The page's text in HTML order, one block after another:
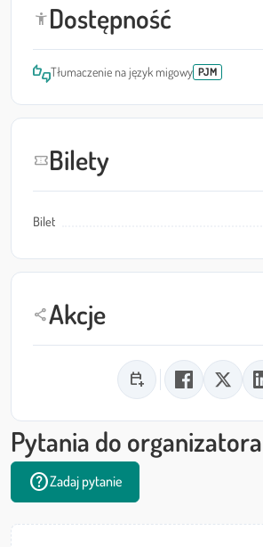
accessibility_newDostępność
thumbs_up_downTłumaczenie na język migowy PJM
confirmation_numberBilety
Bilet
shareAkcje
calendar_add_on
Pytania do organizatora
helpZadaj pytanie